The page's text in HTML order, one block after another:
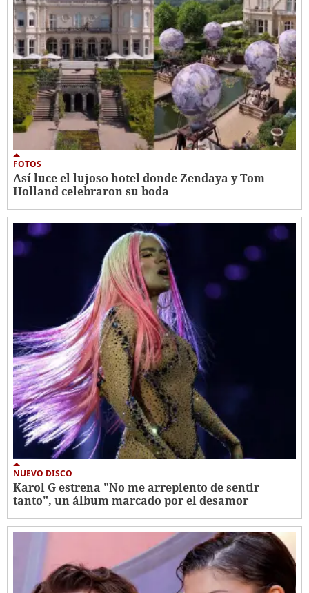
FOTOS
Así luce el lujoso hotel donde Zendaya y Tom
Holland celebraron su boda
NUEVO DISCO
Karol G estrena "No me arrepiento de sentir
tanto", un álbum marcado por el desamor